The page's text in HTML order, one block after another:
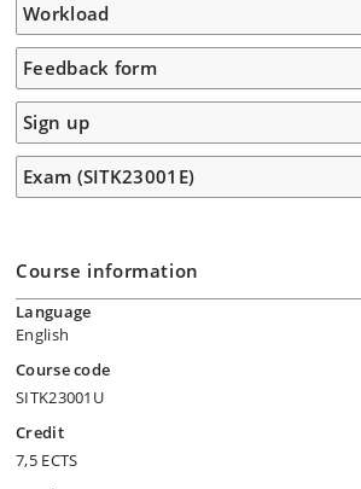
Workload
Feedback form
Sign up
Exam (SITK23001E)
Course information
Language
English
Course code
SITK23001U
Credit
7,5 ECTS